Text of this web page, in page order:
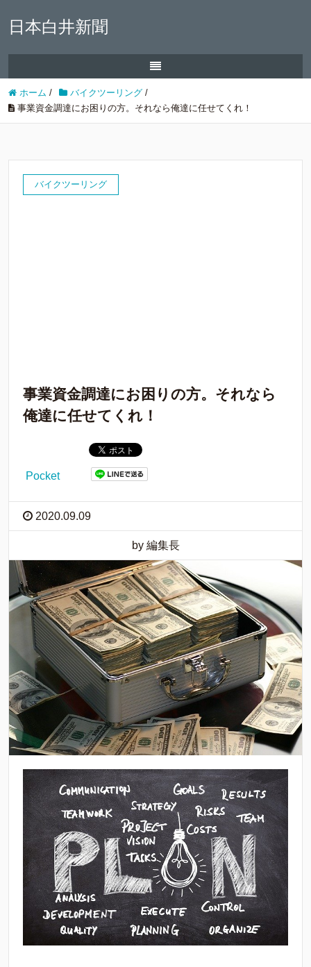
日本白井新聞
ホーム / バイクツーリング /
事業資金調達にお困りの方。それなら俺達に任せてくれ！
バイクツーリング
事業資金調達にお困りの方。それなら
俺達に任せてくれ！
Pocket
2020.09.09
by 編集長